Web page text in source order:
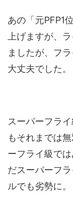
あの「元PFP1
上げますが、
ましたが、フ
大丈夫でした。
スーパーフラ
もそれまでは
ーフライ級で
だスーパーフ
ルでも劣勢に。